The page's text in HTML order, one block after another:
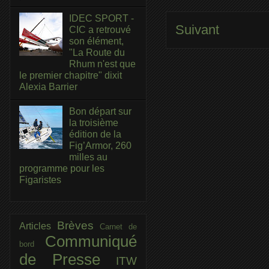
Suivant
IDEC SPORT -
CIC a retrouvé
son élément,
"La Route du
Rhum n'est que
le premier chapitre" dixit
Alexia Barrier
Bon départ sur
la troisième
édition de la
Fig’Armor, 260
milles au
programme pour les
Figaristes
Articles BrèvesCarnet de
bord Communiqué
de Presse
ITW